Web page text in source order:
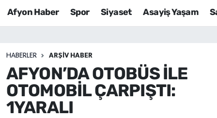
Afyon Haber Spor Siyaset Asayiş Yaşam
HABERLER ARŞIV HABER
AFYON’DA OTOBÜS İLE
OTOMOBİL ÇARPIŞTI:
1YARALI
Sağlık
Eğitim